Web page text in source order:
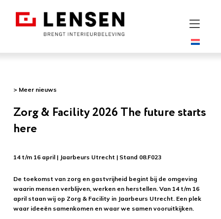
> Meer nieuws
Zorg & Facility 2026 The future starts
here
14 t/m 16 april | Jaarbeurs Utrecht | Stand 08.F023
De toekomst van zorg en gastvrijheid begint bij de omgeving
waarin mensen verblijven, werken en herstellen. Van 14 t/m 16
april staan wij op Zorg & Facility in Jaarbeurs Utrecht. Een plek
waar ideeën samenkomen en waar we samen vooruitkijken.